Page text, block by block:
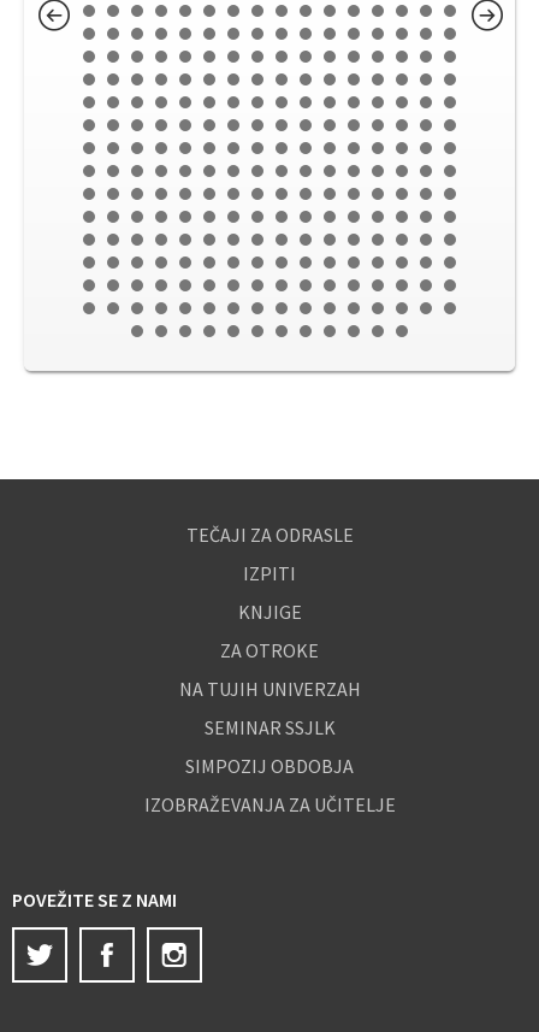
TEČAJI ZA ODRASLE
IZPITI
KNJIGE
ZA OTROKE
NA TUJIH UNIVERZAH
SEMINAR SSJLK
SIMPOZIJ OBDOBJA
IZOBRAŽEVANJA ZA UČITELJE
POVEŽITE SE Z NAMI
Twitter
Facebook